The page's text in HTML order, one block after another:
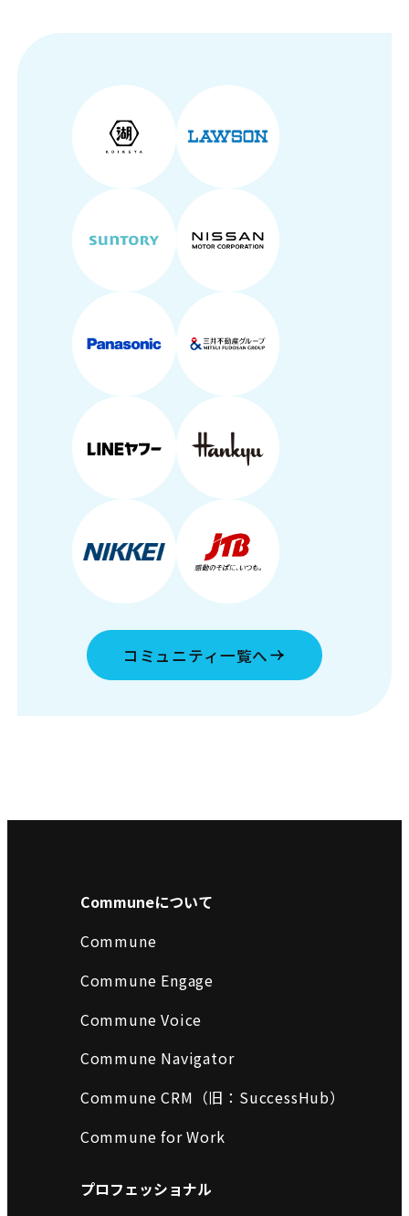
コミュニティ一覧へ
Communeについて
Commune
Commune Engage
Commune Voice
Commune Navigator
Commune CRM（旧：SuccessHub）
Commune for Work
プロフェッショナル